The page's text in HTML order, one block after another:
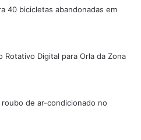
40 bicicletas abandonadas em
Rotativo Digital para Orla da Zona
de ar-condicionado no